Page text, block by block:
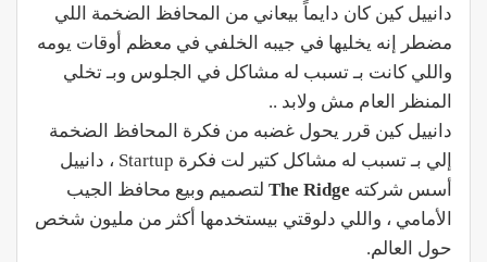
دانييل كين كان دايماً بيعاني من المحافظ الضخمة اللي
مضطر إنه يخليها في جيبه الخلفي في معظم أوقات يومه
واللي كانت بـ تسبب له مشاكل في الجلوس وبـ تخلي
المنظر العام مش ولابد ..
دانييل كين قرر يحول غضبه من فكرة المحافظ الضخمة
إلي بـ تسبب له مشاكل كتير لت فكرة Startup ، دانييل
أسس شركته The Ridge لتصميم وبيع محافظ الجيب
الأمامي ، واللي دلوقتي بيستخدمها أكثر من مليون شخص
حول العالم.